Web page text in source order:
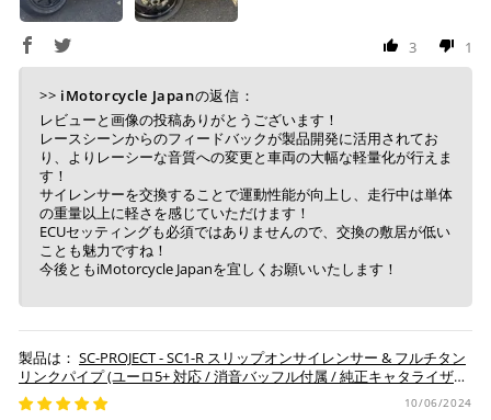
コンビニ決済(事前決済)
上記コンビニでお支払い頂けます。
入金確認が取れ次第、商品を手配させて頂きます。
店内端末にて操作後、レジにてお支払いください。
※ 支払期限はご注文日より7日以内とさせて頂いてお
り、万が一過ぎてしまった場合は自動でご注文はキャン
セルとなります。
せん。
※ お支払いは現金のみとなります。
銀行振込
3 1
>> iMotorcycle Japanの返信：
レビューと画像の投稿ありがとうございます！
レースシーンからのフィードバックが製品開発に活用されてお
り、よりレーシーな音質への変更と車両の大幅な軽量化が行えま
す！
サイレンサーを交換することで運動性能が向上し、走行中は単体
の重量以上に軽さを感じていただけます！
ECUセッティングも必須ではありませんので、交換の敷居が低い
ことも魅力ですね！
今後ともiMotorcycle Japanを宜しくお願いいたします！
SC-PROJECT - SC1-R スリップオンサイレンサー & フルチタン
リンクパイプ (ユーロ5+ 対応 / 消音バッフル付属 / 純正キャタライザー
対応) NINJA ZX-6R 636 '19-26
10/06/2024